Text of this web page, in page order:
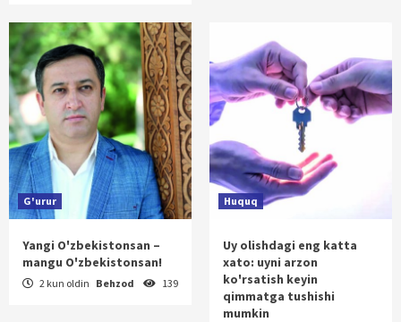
G'urur
Yangi O'zbekistonsan –
mangu O'zbekistonsan!
2 kun oldin Behzod 139
Huquq
Uy olishdagi eng katta
xato: uyni arzon
ko'rsatish keyin
qimmatga tushishi
mumkin